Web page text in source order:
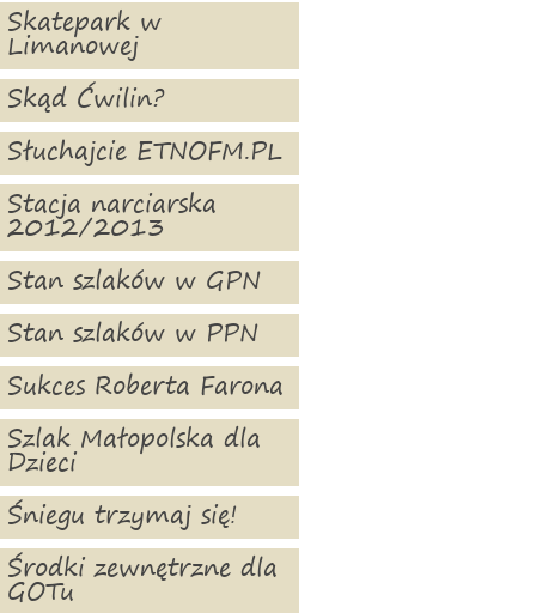
Skatepark w
Limanowej
Skąd Ćwilin?
Słuchajcie ETNOFM.PL
Stacja narciarska
2012/2013
Stan szlaków w GPN
Stan szlaków w PPN
Sukces Roberta Farona
Szlak Małopolska dla
Dzieci
Śniegu trzymaj się!
Środki zewnętrzne dla
GOTu